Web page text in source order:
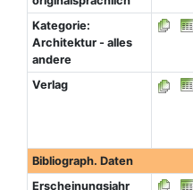
Kategorie:
Architektur - alles
andere
Verlag
Bibliograph. Daten
Erscheinungsjahr